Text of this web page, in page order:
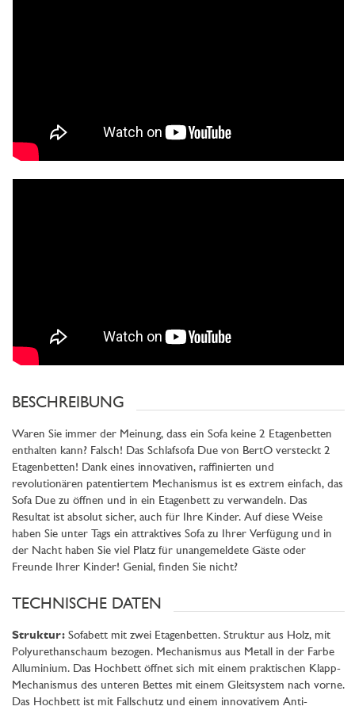
BESCHREIBUNG
Waren Sie immer der Meinung, dass ein Sofa keine 2 Etagenbetten
enthalten kann? Falsch! Das Schlafsofa Due von BertO versteckt 2
Etagenbetten! Dank eines innovativen, raffinierten und
revolutionären patentiertem Mechanismus ist es extrem einfach, das
Sofa Due zu öffnen und in ein Etagenbett zu verwandeln. Das
Resultat ist absolut sicher, auch für Ihre Kinder. Auf diese Weise
haben Sie unter Tags ein attraktives Sofa zu Ihrer Verfügung und in
der Nacht haben Sie viel Platz für unangemeldete Gäste oder
Freunde Ihrer Kinder! Genial, finden Sie nicht?
TECHNISCHE DATEN
Struktur: Sofabett mit zwei Etagenbetten. Struktur aus Holz, mit
Polyurethanschaum bezogen. Mechanismus aus Metall in der Farbe
Alluminium. Das Hochbett öffnet sich mit einem praktischen Klapp-
Mechanismus des unteren Bettes mit einem Gleitsystem nach vorne.
Das Hochbett ist mit Fallschutz und einem innovativem Anti-